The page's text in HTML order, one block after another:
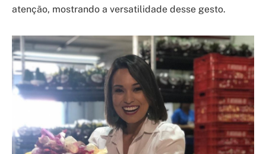
atenção, mostrando a versatilidade desse gesto.